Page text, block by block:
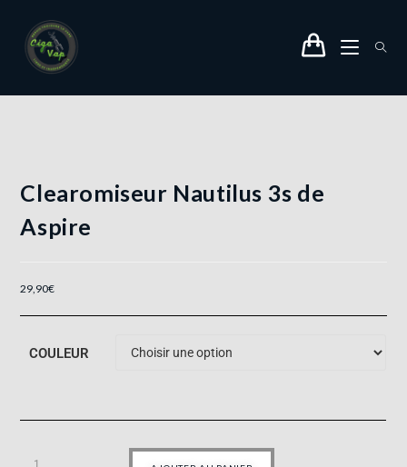
Clearomiseur Nautilus 3s de
Aspire
29,90€
COULEUR